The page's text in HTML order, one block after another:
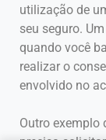
utilização de
seu seguro.
quando você
realizar o
envolvido no
Outro exemplo